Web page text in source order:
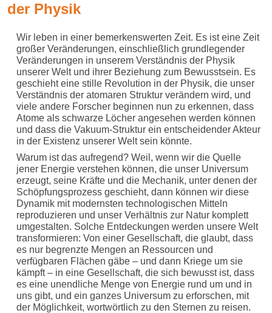
der Physik
Wir leben in einer bemerkenswerten Zeit. Es ist eine Zeit
großer Veränderungen, einschließlich grundlegender
Veränderungen in unserem Verständnis der Physik
unserer Welt und ihrer Beziehung zum Bewusstsein. Es
geschieht eine stille Revolution in der Physik, die unser
Verständnis der atomaren Struktur verändern wird, und
viele andere Forscher beginnen nun zu erkennen, dass
Atome als schwarze Löcher angesehen werden können
und dass die Vakuum-Struktur ein entscheidender Akteur
in der Existenz unserer Welt sein könnte.
Warum ist das aufregend? Weil, wenn wir die Quelle
jener Energie verstehen können, die unser Universum
erzeugt, seine Kräfte und die Mechanik, unter denen der
Schöpfungsprozess geschieht, dann können wir diese
Dynamik mit modernsten technologischen Mitteln
reproduzieren und unser Verhältnis zur Natur komplett
umgestalten. Solche Entdeckungen werden unsere Welt
transformieren: Von einer Gesellschaft, die glaubt, dass
es nur begrenzte Mengen an Ressourcen und
verfügbaren Flächen gäbe – und dann Kriege um sie
kämpft – in eine Gesellschaft, die sich bewusst ist, dass
es eine unendliche Menge von Energie rund um und in
uns gibt, und ein ganzes Universum zu erforschen, mit
der Möglichkeit, wortwörtlich zu den Sternen zu reisen.